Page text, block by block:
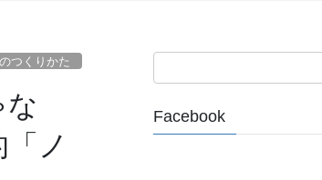
つくりかた
ノ
Facebook